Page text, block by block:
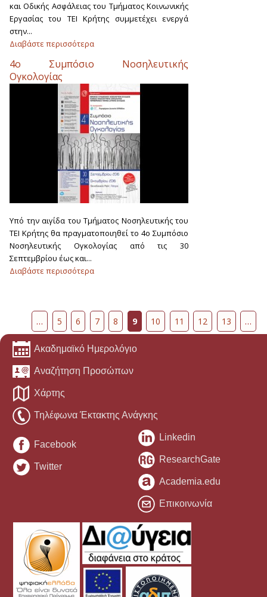
και Οδικής Ασφάλειας του Τμήματος Κοινωνικής
Εργασίας του ΤΕΙ Κρήτης συμμετέχει ενεργά
στην...
Διαβάστε περισσότερα
4ο Συμπόσιο Νοσηλευτικής
Ογκολογίας
Υπό την αιγίδα του Τμήματος Νοσηλευτικής του
ΤΕΙ Κρήτης θα πραγματοποιηθεί το 4ο Συμπόσιο
Νοσηλευτικής Ογκολογίας από τις 30
Σεπτεμβρίου έως και...
Διαβάστε περισσότερα
… 5 6 7 8 9 10 11 12 13 …
Ακαδημαϊκό Ημερολόγιο
Αναζήτηση Προσώπων
Χάρτης
Τηλέφωνα Έκτακτης Ανάγκης
Facebook
Twitter
Linkedin
ResearchGate
Academia.edu
Επικοινωνία